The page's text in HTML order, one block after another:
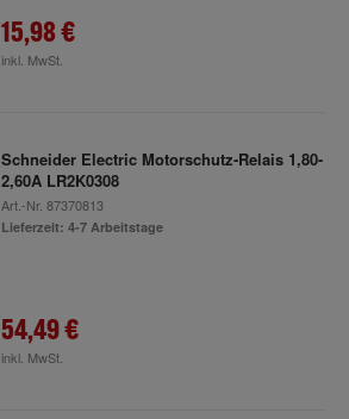
15,98 €
inkl. MwSt.
Schneider Electric Motorschutz-Relais 1,80-
2,60A LR2K0308
Art.-Nr. 87370813
Lieferzeit: 4-7 Arbeitstage
54,49 €
inkl. MwSt.